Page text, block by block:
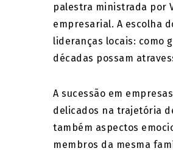
palestra ministrada por
empresarial. A escolha
lideranças locais: como
décadas possam
A sucessão em
delicados na trajetória
também aspectos
membros da mesma